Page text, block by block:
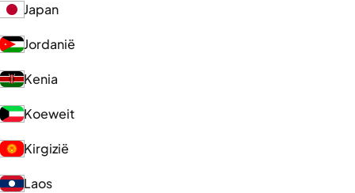
Japan
Jordanië
Kenia
Koeweit
Kirgizië
Laos